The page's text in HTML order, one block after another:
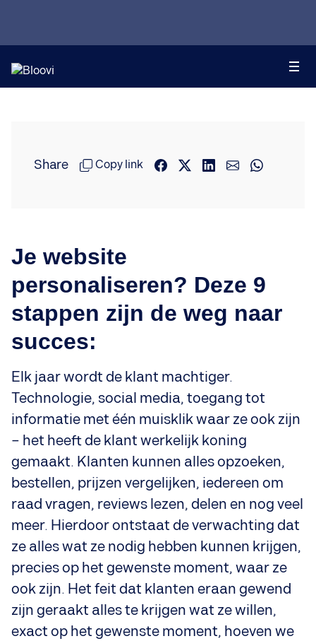
Share Copy link
Je website
personaliseren? Deze 9
stappen zijn de weg naar
succes:
Elk jaar wordt de klant machtiger.
Technologie, social media, toegang tot
informatie met één muisklik waar ze ook zijn
– het heeft de klant werkelijk koning
gemaakt. Klanten kunnen alles opzoeken,
bestellen, prijzen vergelijken, iedereen om
raad vragen, reviews lezen, delen en nog veel
meer. Hierdoor ontstaat de verwachting dat
ze alles wat ze nodig hebben kunnen krijgen,
precies op het gewenste moment, waar ze
ook zijn. Het feit dat klanten eraan gewend
zijn geraakt alles te krijgen wat ze willen,
exact op het gewenste moment, hoeven we